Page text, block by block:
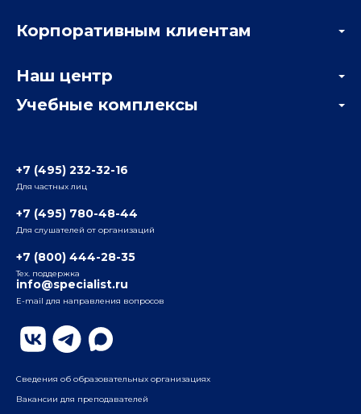
Учебные комплексы
Радио
ул. Радио, д.24, корпус 1, 2-й подъезд, 2-й этаж
ул. Воронцовская, д. 35Б, корп.2, 5-й этаж
Бауманский
ул. Бауманская, д. 6, стр. 2, бизнес-центр «Виктория
Плаза», 4-й этаж
Мастер-классы и вебинары
Корпоративным клиентам
Отзывы компаний
Наш центр
Информация о центре
+7 (495) 232-32-16
Для частных лиц
+7 (495) 780-48-44
Для слушателей от организаций
+7 (800) 444-28-35
Тех. поддержка
info@specialist.ru
E-mail для направления вопросов
Сведения об образовательных организациях
Вакансии для преподавателей